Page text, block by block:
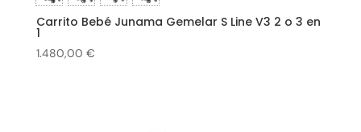
Carrito Bebé Junama Gemelar S Line V3 2 o 3 en
1
1.480,00 €